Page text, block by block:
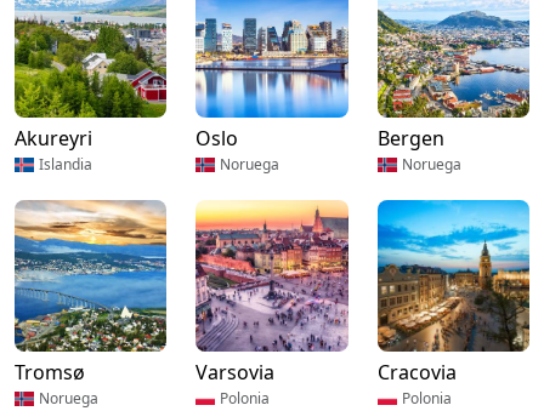
Akureyri
Islandia
Oslo
Noruega
Bergen
Noruega
Tromsø
Noruega
Varsovia
Polonia
Cracovia
Polonia